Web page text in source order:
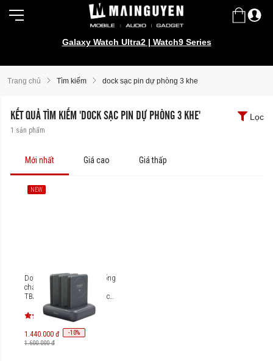
Galaxy Watch Ultra2 | Watch9 Series
Trang chủ Tìm kiếm dock sạc pin dự phòng 3 khe
KẾT QUẢ TÌM KIẾM 'DOCK SẠC PIN DỰ PHÒNG 3 KHE'
1 sản phẩm
Lọc
Mới nhất Giá cao Giá thấp
NEW
Dock Sạc Siêu an toàn chống
cháy nổ BMX SolidSafe 3
TBAY thiết bị charging Dock
C986-3B
1.440.000 đ -10%
1.600.000 đ